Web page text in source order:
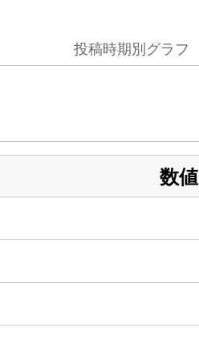
投稿時期別グラフ
数値